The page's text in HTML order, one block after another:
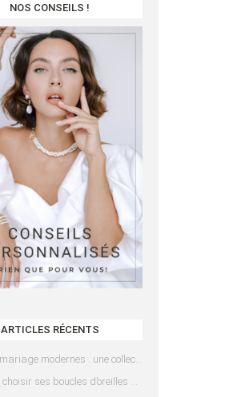
NOS CONSEILS !
ARTICLES RÉCENTS
Bijoux de mariage modernes : une collection pensée pour les mariées d’aujourd’hui
Comment choisir ses boucles d’oreilles de mariée en fonction de sa coiffure ?